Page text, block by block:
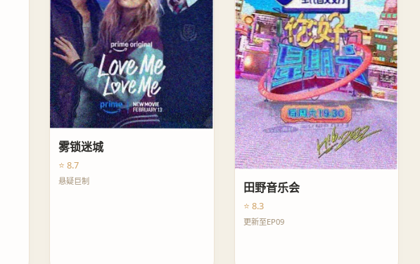
雾锁迷城
⭐ 8.7
悬疑巨制 田野音乐会
⭐ 8.3
更新至EP09